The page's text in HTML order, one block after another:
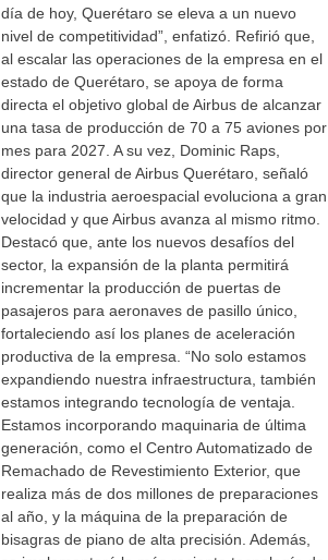
día de hoy, Querétaro se eleva a un nuevo
nivel de competitividad”, enfatizó. Refirió que,
al escalar las operaciones de la empresa en el
estado de Querétaro, se apoya de forma
directa el objetivo global de Airbus de alcanzar
una tasa de producción de 70 a 75 aviones por
mes para 2027. A su vez, Dominic Raps,
director general de Airbus Querétaro, señaló
que la industria aeroespacial evoluciona a gran
velocidad y que Airbus avanza al mismo ritmo.
Destacó que, ante los nuevos desafíos del
sector, la expansión de la planta permitirá
incrementar la producción de puertas de
pasajeros para aeronaves de pasillo único,
fortaleciendo así los planes de aceleración
productiva de la empresa. “No solo estamos
expandiendo nuestra infraestructura, también
estamos integrando tecnología de ventaja.
Estamos incorporando maquinaria de última
generación, como el Centro Automatizado de
Remachado de Revestimiento Exterior, que
realiza más de dos millones de preparaciones
al año, y la máquina de la preparación de
bisagras de piano de alta precisión. Además,